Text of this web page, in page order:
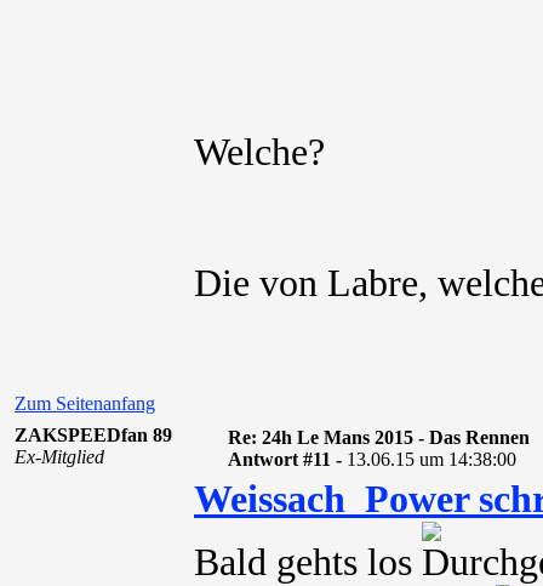
Welche?
Die von Labre,
Zum Seitenanfang
ZAKSPEEDfan 89
Ex-Mitglied
Re: 24h Le Mans 2015 - Das Rennen
Antwort #11 - 13.06.15 um 14:38:00
Weissach_Power
Bald gehts los